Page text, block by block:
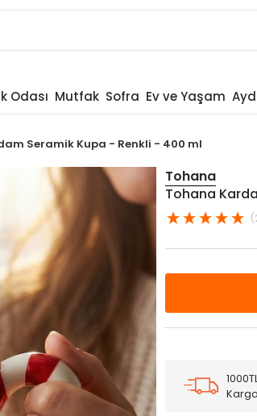
Odası Mutfak Sofra Ev ve Yaşam
Seramik Kupa - Renkli - 400 ml
Tohana
Tohana
Kargo